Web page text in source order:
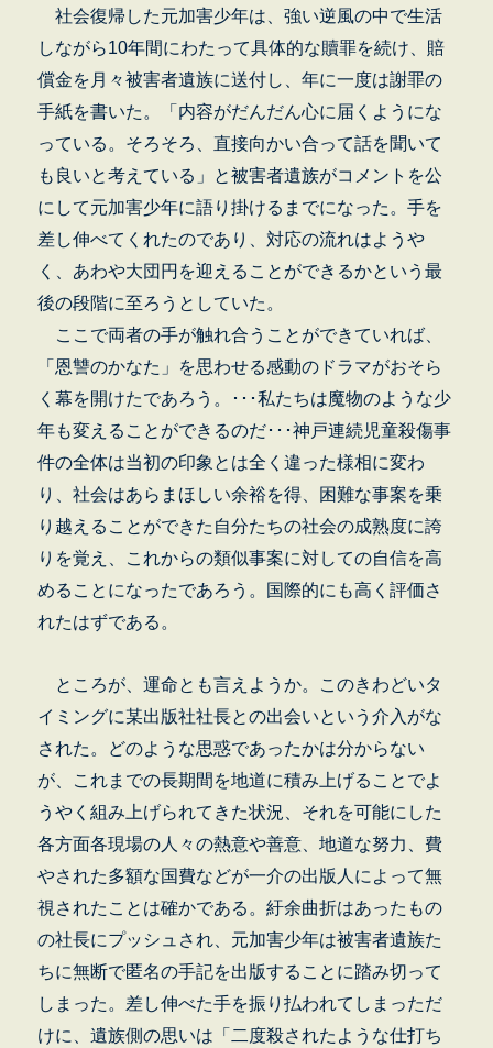
社会復帰した元加害少年は、強い逆風の中で生活
しながら10年間にわたって具体的な贖罪を続け、賠
償金を月々被害者遺族に送付し、年に一度は謝罪の
手紙を書いた。「内容がだんだん心に届くようにな
っている。そろそろ、直接向かい合って話を聞いて
も良いと考えている」と被害者遺族がコメントを公
にして元加害少年に語り掛けるまでになった。手を
差し伸べてくれたのであり、対応の流れはようや
く、あわや大団円を迎えることができるかという最
後の段階に至ろうとしていた。
ここで両者の手が触れ合うことができていれば、
「恩讐のかなた」を思わせる感動のドラマがおそら
く幕を開けたであろう。･･･私たちは魔物のような少
年も変えることができるのだ･･･神戸連続児童殺傷事
件の全体は当初の印象とは全く違った様相に変わ
り、社会はあらまほしい余裕を得、困難な事案を乗
り越えることができた自分たちの社会の成熟度に誇
りを覚え、これからの類似事案に対しての自信を高
めることになったであろう。国際的にも高く評価さ
れたはずである。
ところが、運命とも言えようか。このきわどいタ
イミングに某出版社社長との出会いという介入がな
された。どのような思惑であったかは分からない
が、これまでの長期間を地道に積み上げることでよ
うやく組み上げられてきた状況、それを可能にした
各方面各現場の人々の熱意や善意、地道な努力、費
やされた多額な国費などが一介の出版人によって無
視されたことは確かである。紆余曲折はあったもの
の社長にプッシュされ、元加害少年は被害者遺族た
ちに無断で匿名の手記を出版することに踏み切って
しまった。差し伸べた手を振り払われてしまっただ
けに、遺族側の思いは「二度殺されたような仕打ち